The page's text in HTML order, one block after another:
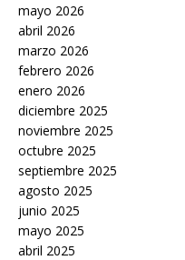
mayo 2026
abril 2026
marzo 2026
febrero 2026
enero 2026
diciembre 2025
noviembre 2025
octubre 2025
septiembre 2025
agosto 2025
junio 2025
mayo 2025
abril 2025